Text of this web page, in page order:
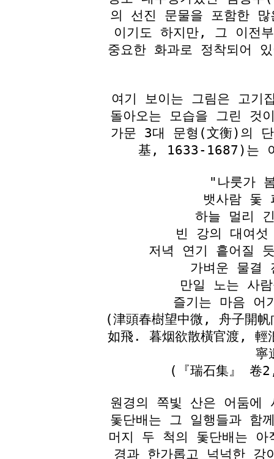
의 선진 문물을 포함한
이기도 하지만, 그 이전
중요한 화과로 정착되어
여기 보이는 그림은 고기
돌아오는 모습을 그린 것
가문 3대 문형(文衡)의
基, 1633-1687)는
"나룻가
뱃사람 돛
하늘 멀리
빈 강의 대여
저녁 연기 흩어질
가벼운 물결
만일 노는 사
즐기는 마음 어
(津頭春樹望中微, 舟子開
如飛. 暮烟欲散橫官渡, 輕
寧
(『瑞石集』 卷
원경의 쪽빛 산은 어둠에
돛단배는 그 일행들과 함
머지 두 척의 돛단배는
경과 한가롭고 넉넉한 강